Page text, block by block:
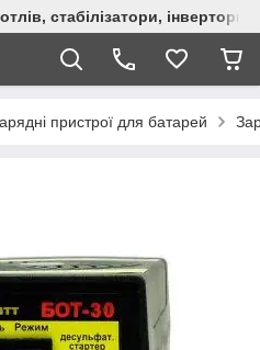
стабілізатори, інвертори,
пристрої для батарей